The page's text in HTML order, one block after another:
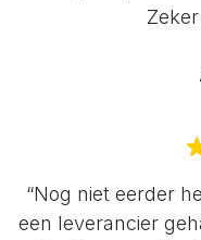
“Nog niet eerder
een leverancier